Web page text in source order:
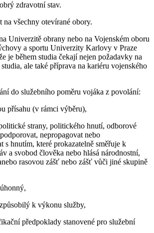
zdravotní stav.
na všechny otevírané obory.
Univerzitě obrany nebo na Vojenském oboru
a sportu Univerzity Karlovy v Praze
je během studia čekají nejen požadavky na
ale také příprava na kariéru vojenského
do služebního poměru vojáka z povolání:
přísahu (v rámci výběru),
strany, politického hnutí, odborové
nepropagovat nebo
s hnutím, které prokazatelně směřuje k
a svobod člověka nebo hlásá národnostní,
rasovou zášť nebo zášť vůči jiné skupině
k výkonu služby,
předpoklady stanovené pro služební